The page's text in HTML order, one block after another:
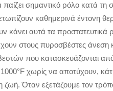
σημαντικό ρόλο κατά τη
καθημερινά έντονη
κάνει αυτά τα
στους πυροσβέστες άνεση
που κατασκευάζονται
χωρίς να αποτύχουν,
ζωή. Όταν εξετάζουμε τον